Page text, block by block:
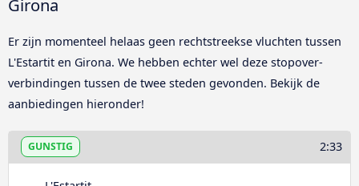
Er zijn momenteel helaas geen rechtstreekse vluchten tussen
L'Estartit en Girona. We hebben echter wel deze stopover-
verbindingen tussen de twee steden gevonden. Bekijk de
aanbiedingen hieronder!
GUNSTIG 2:33